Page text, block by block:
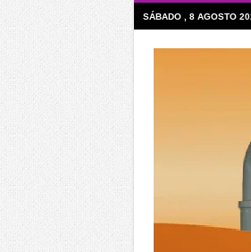
SÁBADO , 8 AGOSTO